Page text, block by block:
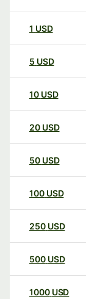
1 USD
5 USD
10 USD
20 USD
50 USD
100 USD
250 USD
500 USD
1000 USD